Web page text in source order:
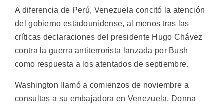
A diferencia de Perú, Venezuela concitó la atención
del gobierno estadounidense, al menos tras las
críticas declaraciones del presidente Hugo Chávez
contra la guerra antiterrorista lanzada por Bush
como respuesta a los atentados de septiembre.
Washington llamó a comienzos de noviembre a
consultas a su embajadora en Venezuela, Donna